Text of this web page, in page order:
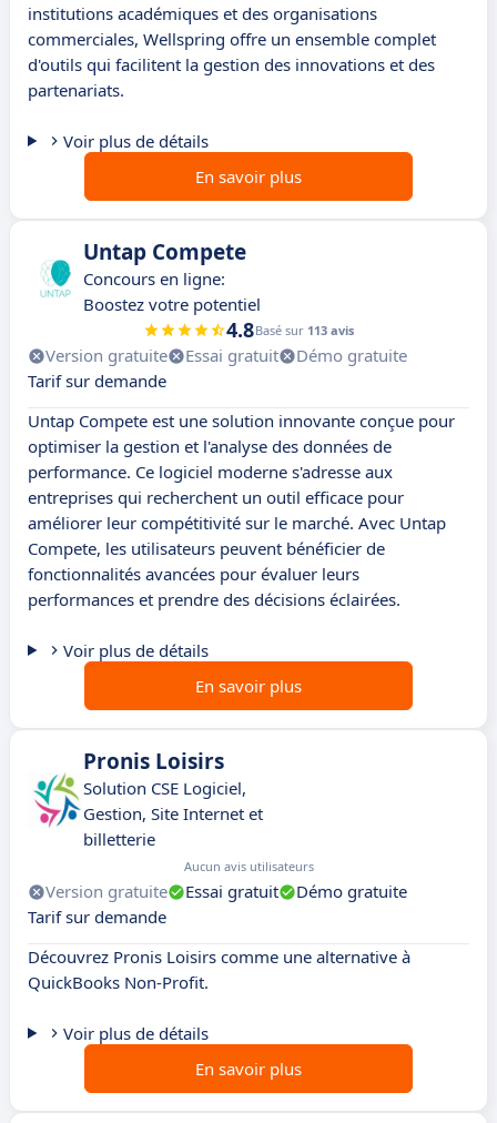
institutions académiques et des organisations
commerciales, Wellspring offre un ensemble complet
d'outils qui facilitent la gestion des innovations et des
partenariats.
Voir plus de détails
En savoir plus
Untap Compete
Concours en ligne:
Boostez votre potentiel
4.8Basé sur 113 avis
Version gratuite Essai gratuit
Démo gratuite
Tarif sur demande
Untap Compete est une solution innovante conçue pour
optimiser la gestion et l'analyse des données de
performance. Ce logiciel moderne s'adresse aux
entreprises qui recherchent un outil efficace pour
améliorer leur compétitivité sur le marché. Avec Untap
Compete, les utilisateurs peuvent bénéficier de
fonctionnalités avancées pour évaluer leurs
performances et prendre des décisions éclairées.
Voir plus de détails
En savoir plus
Pronis Loisirs
Solution CSE Logiciel,
Gestion, Site Internet et
billetterie
Aucun avis utilisateurs
Version gratuite Essai gratuit
Démo gratuite
Tarif sur demande
Découvrez Pronis Loisirs comme une alternative à
QuickBooks Non-Profit.
Voir plus de détails
En savoir plus